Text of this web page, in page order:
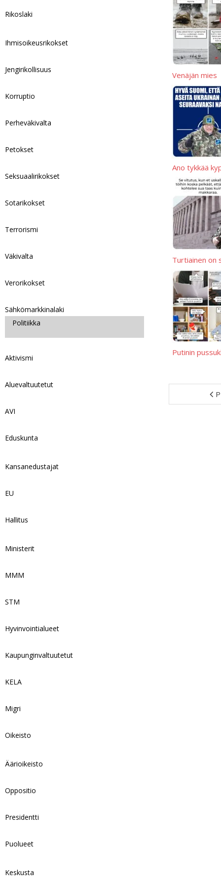
p
pL
Venäjän mies
Ano tykkää
Turtiainen on
Putinin
Rikoslaki
Ihmisoikeusrikokset
Jengirikollisuus
Korruptio
Perheväkivalta
Petokset
Seksuaalirikokset
Sotarikokset
Terrorismi
Väkivalta
Verorikokset
Sähkömarkkinalaki
Politiikka
Aktivismi
Aluevaltuutetut
AVI
Eduskunta
Kansanedustajat
EU
Hallitus
Ministerit
MMM
STM
Hyvinvointialueet
Kaupunginvaltuutetut
KELA
Migri
Oikeisto
Äärioikeisto
Oppositio
Presidentti
Puolueet
Keskusta